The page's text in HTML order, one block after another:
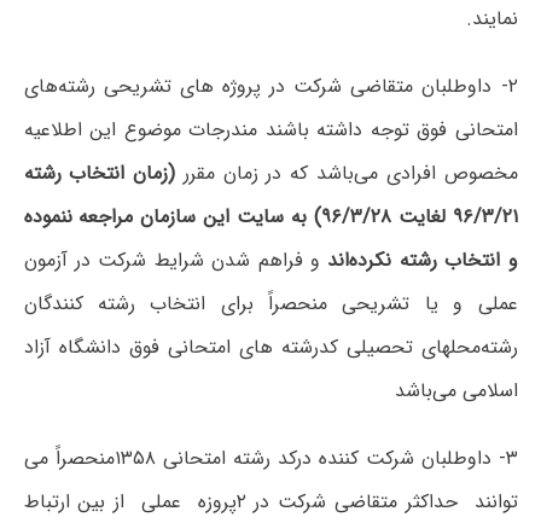
نمایند.
۲- داوطلبان متقاضی شرکت در پروژه های تشریحی رشته‌های
امتحانی فوق توجه داشته باشند مندرجات موضوع این اطلاعیه
مخصوص افرادی می‌باشد که در زمان مقرر (زمان انتخاب رشته
۹۶/۳/۲۱ لغایت ۹۶/۳/۲۸) به سایت این سازمان مراجعه ننموده
و انتخاب رشته نکرده‌اند و فراهم شدن شرایط شرکت در آزمون
عملی و یا تشریحی منحصراً برای انتخاب رشته کنندگان
رشته‌محلهای تحصیلی کدرشته های امتحانی فوق دانشگاه آزاد
اسلامی می‌باشد
۳- داوطلبان شرکت کننده درکد رشته امتحانی ۱۳۵۸منحصراً می
توانند حداکثر متقاضی شرکت در ۲پروزه عملی از بین ارتباط